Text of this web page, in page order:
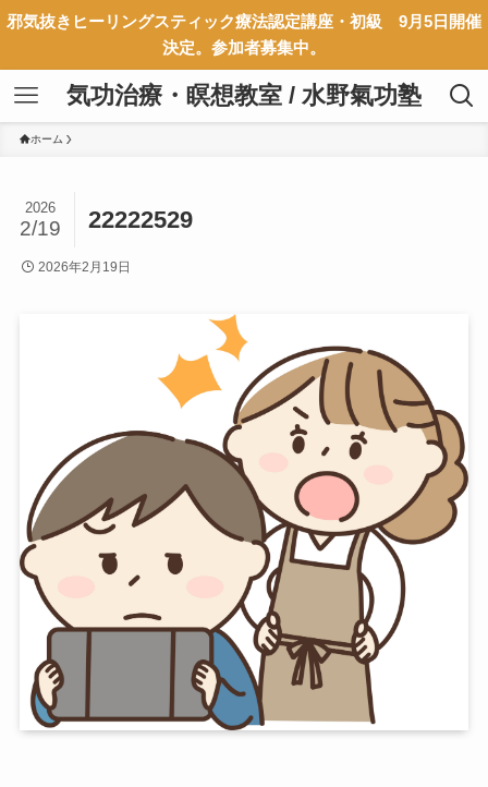
邪気抜きヒーリングスティック療法認定講座・初級 9月5日開催
決定。参加者募集中。
気功治療・瞑想教室 / 水野氣功塾
ホーム
22222529
2026
2/19
2026年2月19日